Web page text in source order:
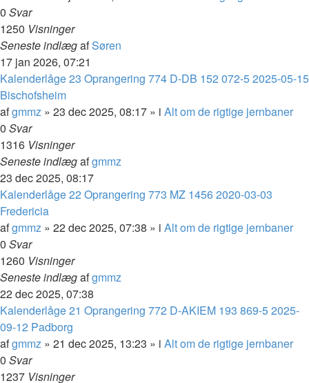
0 Svar
1250 Visninger
Seneste indlægafSøren
17 jan 2026, 07:21
Kalenderlåge 23 Oprangering 774 D-DB 152 072-5 2025-05-15
Bischofsheim
afgmmz » 23 dec 2025, 08:17 » i Alt om de rigtige jernbaner
0 Svar
1316 Visninger
Seneste indlægafgmmz
23 dec 2025, 08:17
Kalenderlåge 22 Oprangering 773 MZ 1456 2020-03-03
Fredericia
afgmmz » 22 dec 2025, 07:38 » i Alt om de rigtige jernbaner
0 Svar
1260 Visninger
Seneste indlægafgmmz
22 dec 2025, 07:38
Kalenderlåge 21 Oprangering 772 D-AKIEM 193 869-5 2025-
09-12 Padborg
afgmmz » 21 dec 2025, 13:23 » i Alt om de rigtige jernbaner
0 Svar
1237 Visninger